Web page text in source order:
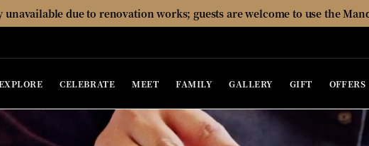
due to renovation works; guests are welcome to use the
CELEBRATE MEET FAMILY GALLERY GIFT OFFERS